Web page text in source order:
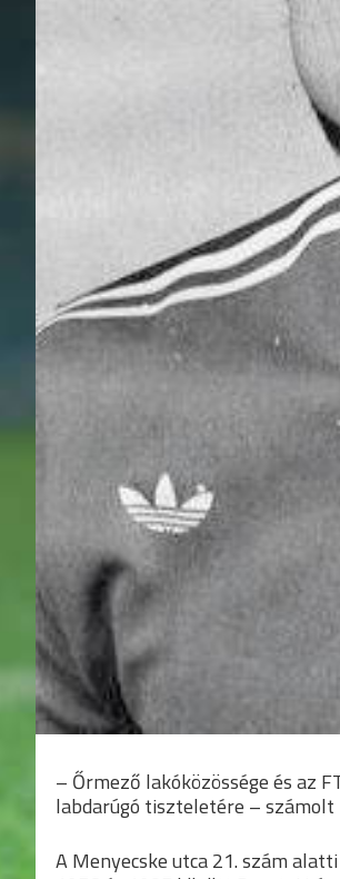
– Őrmező lakóközössége és az
labdarúgó tiszteletére – számolt
A Menyecske utca 21. szám